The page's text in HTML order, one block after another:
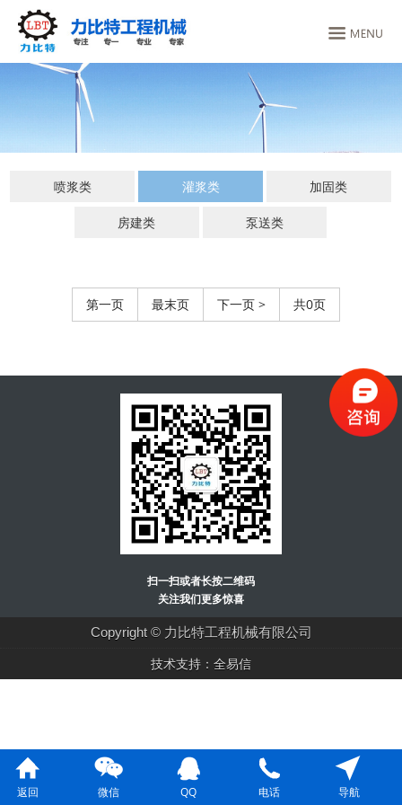
喷浆类 灌浆类 加固类
房建类 泵送类
第一页 最末页 下一页 > 共0页
扫一扫或者长按二维码
关注我们更多惊喜
Copyright © 力比特工程机械有限公司
技术支持：全易信
返回 微信 QQ 电话 导航